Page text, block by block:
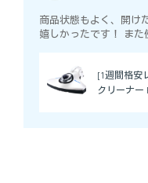
商品状態もよく、開け
嬉しかったです！ また
[1週間格安
クリーナ